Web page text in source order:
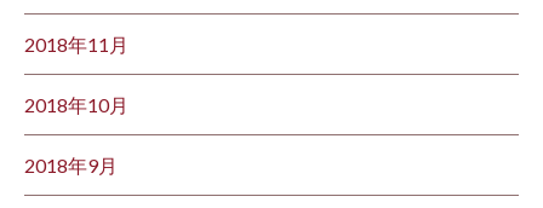
2018年11月
2018年10月
2018年9月